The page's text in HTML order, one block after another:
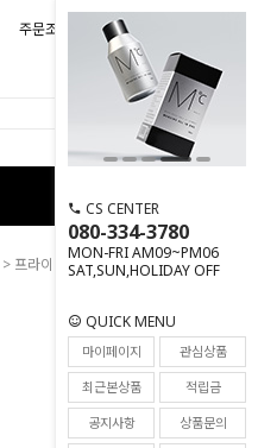
주문조회 마이페이지
CS CENTER
080-334-3780
MON-FRI AM09~PM06
SAT,SUN,HOLIDAY OFF
QUICK MENU
마이페이지
관심상품
최근본상품
적립금
공지사항
상품문의
> 프라이드 케어 앤 쿨링 워시
9